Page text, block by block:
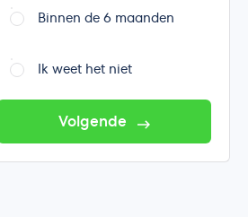
Binnen de 6 maanden
Ik weet het niet
Volgende